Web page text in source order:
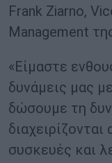
Frank Ziarno,
Management
«Είμαστε
δυνάμεις μας
δώσουμε τη
συσκευές και